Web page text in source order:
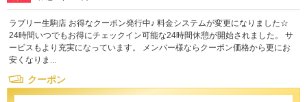
ラブリー生駒店 お得なクーポン発行中♪ 料金システムが変更になりました☆
24時間いつでもお得にチェックイン可能な24時間休憩が開始されました。 サ
ービスもより充実になっています。 メンバー様ならクーポン価格から更にお
安くなりま...
クーポン